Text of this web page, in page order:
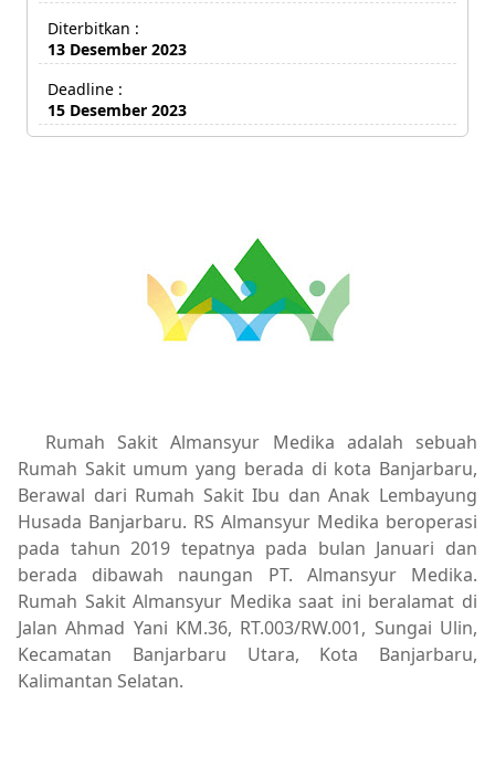
Diterbitkan :
13 Desember 2023
Deadline :
15 Desember 2023
Rumah Sakit Almansyur Medika adalah sebuah
Rumah Sakit umum yang berada di kota Banjarbaru,
Berawal dari Rumah Sakit Ibu dan Anak Lembayung
Husada Banjarbaru. RS Almansyur Medika beroperasi
pada tahun 2019 tepatnya pada bulan Januari dan
berada dibawah naungan PT. Almansyur Medika.
Rumah Sakit Almansyur Medika saat ini beralamat di
Jalan Ahmad Yani KM.36, RT.003/RW.001, Sungai Ulin,
Kecamatan Banjarbaru Utara, Kota Banjarbaru,
Kalimantan Selatan.